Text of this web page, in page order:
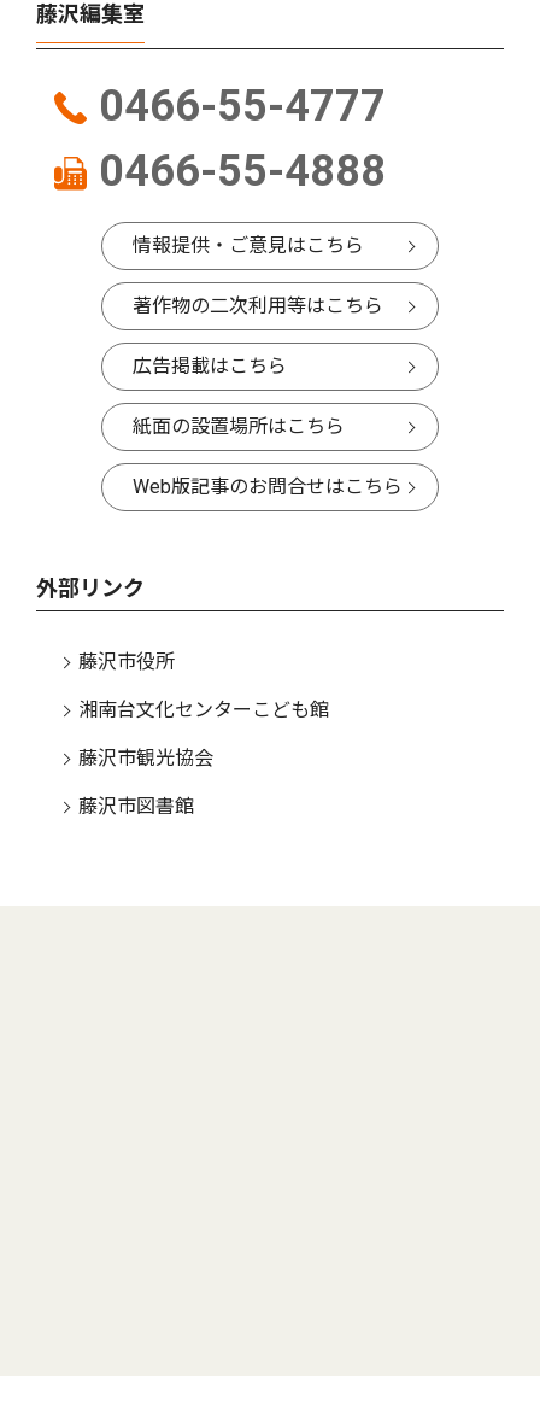
藤沢編集室
0466-55-4777
0466-55-4888
情報提供・ご意見はこちら
著作物の二次利用等はこちら
広告掲載はこちら
紙面の設置場所はこちら
Web版記事のお問合せはこちら
外部リンク
藤沢市役所
湘南台文化センターこども館
藤沢市観光協会
藤沢市図書館